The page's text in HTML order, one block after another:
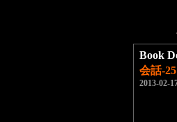
Book
会話-25
2013-02-